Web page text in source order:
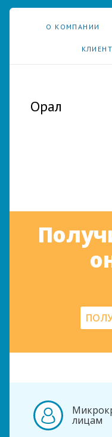
О КОМПАНИИ
Орал
лицам